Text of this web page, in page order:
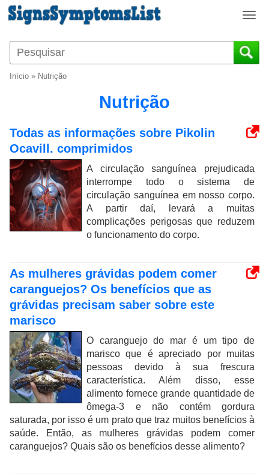
T
g
g
i
t
i
o
n
Início » Nutrição
Nutrição
Todas as informações sobre Pikolin
Ocavill. comprimidos
A circulação sanguínea prejudicada
interrompe todo o sistema de
circulação sanguínea em nosso corpo.
A partir daí, levará a muitas
complicações perigosas que reduzem
o funcionamento do corpo.
As mulheres grávidas podem comer
caranguejos? Os benefícios que as
grávidas precisam saber sobre este
marisco
O caranguejo do mar é um tipo de
marisco que é apreciado por muitas
pessoas devido à sua frescura
característica. Além disso, esse
alimento fornece grande quantidade de
ômega-3 e não contém gordura
saturada, por isso é um prato que traz muitos benefícios à
saúde. Então, as mulheres grávidas podem comer
caranguejos? Quais são os benefícios desse alimento?